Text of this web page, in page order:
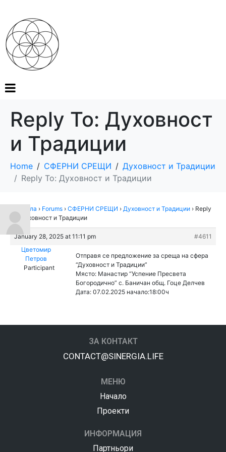
Reply To: Духовност
и Традиции
Home СФЕРНИ СРЕЩИ
Духовност и Традиции
Reply To: Духовност и Традиции
Мандала › Forums › СФЕРНИ СРЕЩИ › Духовност и Традиции › Reply
To: Духовност и Традиции
January 28, 2025 at 11:11 pm
#4611
Цветомир
Петров
Participant
Отправя се предложение за среща на сфера
“Духовност и Традиции”
Място: Манастир “Успение Пресвета
Богородично” с. Баничан общ. Гоце Делчев
Дата: 07.02.2025 начало:18:00ч
ЗА КОНТАКТ
CONTACT@SINERGIA.LIFE
МЕНЮ
Начало
Проекти
ИНФОРМАЦИЯ
Партньори